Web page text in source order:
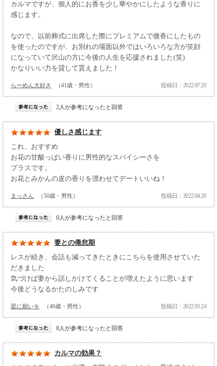
カルマですが、個人的にお香を少し華やかにしたような香りに
感じます。
なので、以前葬式に出席した際にプレミアムで微香にしたもの
を使ったのですが、お別れの場面以外ではいろいろな方が笑顔
になっていて沢山の方に今後の人生を応援されました(笑)
かなりいい力を貸して貰えました！
らーめん大好き （41歳・男性） 投稿日：2022.07.20
2人が参考になったと回答
優しさ感じます
これ、おすすめ
お花の甘酸っぱい香りに男性的なスパイシーさを
プラスです。
お花とみかんの皮の香りを漂わせてデートいいね！
まっさん （50歳・男性） 投稿日：2022.04.26
0人が参考になったと回答
妻との倦怠期
レスが続き、会話も減ってきたときにこちらを使用させていた
だきました
気づけば妻から話しかけてくることが増えたように思います
今後どうなるかたのしみです
星に願いを （40歳・男性） 投稿日：2022.03.24
0人が参考になったと回答
カルマの効果？